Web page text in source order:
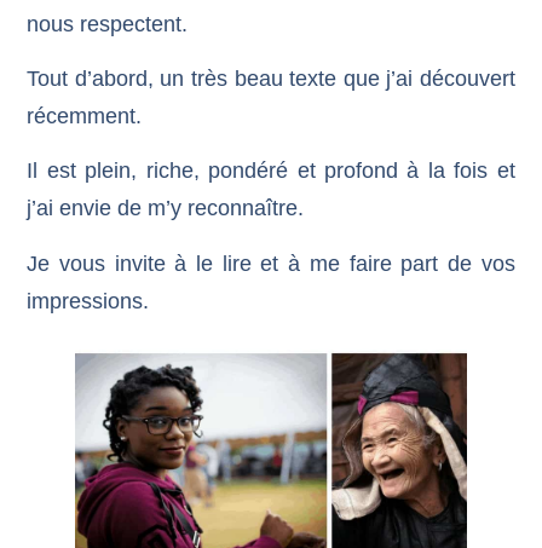
nous respectent.
Tout d’abord, un très beau texte que j’ai découvert
récemment.
Il est plein, riche, pondéré et profond à la fois et
j’ai envie de m’y reconnaître.
Je vous invite à le lire et à me faire part de vos
impressions.